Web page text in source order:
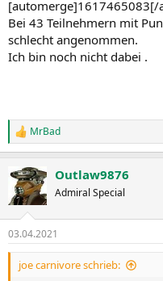
[automerge]1617465083[/
Bei 43 Teilnehmern mit
schlecht angenommen.
Ich bin noch nicht dabei .
R
e
k
t
i
n
e
n
MrBad
Outlaw9876
Admiral Special
03.04.2021
joe carnivore schrieb: